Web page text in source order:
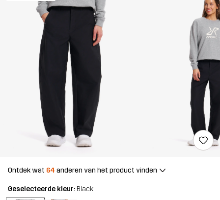
Ontdek wat 64 anderen van het product vinden
Geselecteerde kleur: Black